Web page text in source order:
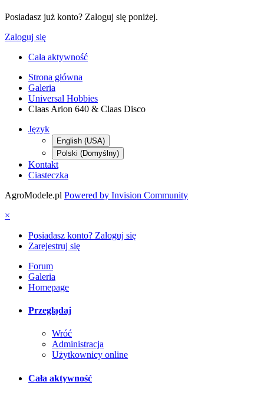
Posiadasz już konto? Zaloguj się poniżej.
Zaloguj się
Cała aktywność
Strona główna
Galeria
Universal Hobbies
Claas Arion 640 & Claas Disco
Język
English (USA)
Polski (Domyślny)
Kontakt
Ciasteczka
AgroModele.pl Powered by Invision Community
×
Posiadasz konto? Zaloguj się
Zarejestruj się
Forum
Galeria
Homepage
Przeglądaj
Wróć
Administracja
Użytkownicy online
Cała aktywność